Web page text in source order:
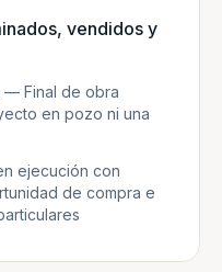
vendidos y
— Final de obra
en pozo ni una
ejecución con
de compra e